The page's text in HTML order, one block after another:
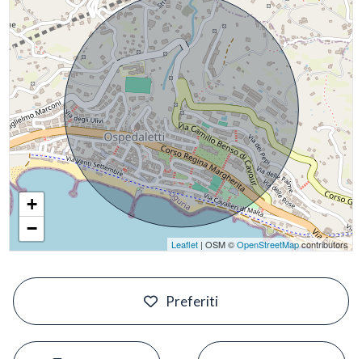
+
−
Leaflet| OSM ©OpenStreetMapcontributors
Preferiti